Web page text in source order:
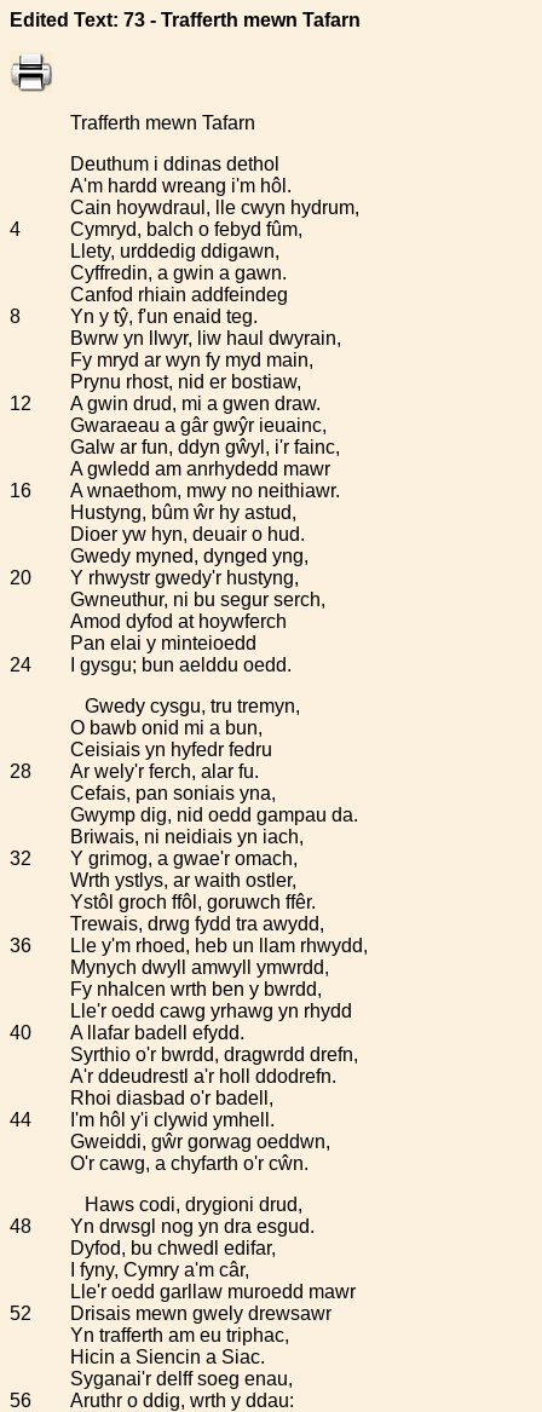
Edited Text: 73 - Trafferth mewn Tafarn
Trafferth mewn Tafarn
Deuthum i ddinas dethol
A'm hardd wreang i'm hôl.
Cain hoywdraul, lle cwyn hydrum,
4
Cymryd, balch o febyd fûm,
Llety, urddedig ddigawn,
Cyffredin, a gwin a gawn.
Canfod rhiain addfeindeg
8
Yn y tŷ, f'un enaid teg.
Bwrw yn llwyr, liw haul dwyrain,
Fy mryd ar wyn fy myd main,
Prynu rhost, nid er bostiaw,
12
A gwin drud, mi a gwen draw.
Gwaraeau a gâr gwŷr ieuainc,
Galw ar fun, ddyn gŵyl, i'r fainc,
A gwledd am anrhydedd mawr
16
A wnaethom, mwy no neithiawr.
Hustyng, bûm ŵr hy astud,
Dioer yw hyn, deuair o hud.
Gwedy myned, dynged yng,
20
Y rhwystr gwedy'r hustyng,
Gwneuthur, ni bu segur serch,
Amod dyfod at hoywferch
Pan elai y minteioedd
24
I gysgu; bun aelddu oedd.
Gwedy cysgu, tru tremyn,
O bawb onid mi a bun,
Ceisiais yn hyfedr fedru
28
Ar wely'r ferch, alar fu.
Cefais, pan soniais yna,
Gwymp dig, nid oedd gampau da.
Briwais, ni neidiais yn iach,
32
Y grimog, a gwae'r omach,
Wrth ystlys, ar waith ostler,
Ystôl groch ffôl, goruwch ffêr.
Trewais, drwg fydd tra awydd,
36
Lle y'm rhoed, heb un llam rhwydd,
Mynych dwyll amwyll ymwrdd,
Fy nhalcen wrth ben y bwrdd,
Lle'r oedd cawg yrhawg yn rhydd
40
A llafar badell efydd.
Syrthio o'r bwrdd, dragwrdd drefn,
A'r ddeudrestl a'r holl ddodrefn.
Rhoi diasbad o'r badell,
44
I'm hôl y'i clywid ymhell.
Gweiddi, gŵr gorwag oeddwn,
O'r cawg, a chyfarth o'r cŵn.
Haws codi, drygioni drud,
48
Yn drwsgl nog yn dra esgud.
Dyfod, bu chwedl edifar,
I fyny, Cymry a'm câr,
Lle'r oedd garllaw muroedd mawr
52
Drisais mewn gwely drewsawr
Yn trafferth am eu triphac,
Hicin a Siencin a Siac.
Syganai'r delff soeg enau,
56
Aruthr o ddig, wrth y ddau: